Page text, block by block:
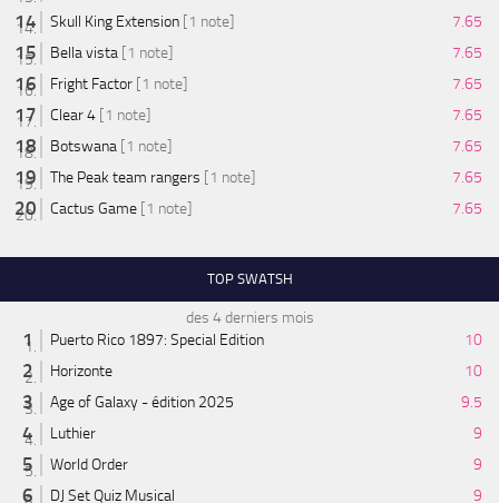
Skull King Extension [1 note]
7.65
Bella vista [1 note]
7.65
Fright Factor [1 note]
7.65
Clear 4 [1 note]
7.65
Botswana [1 note]
7.65
The Peak team rangers [1 note]
7.65
Cactus Game [1 note] 7.65
TOP SWATSH
des 4 derniers mois
Puerto Rico 1897: Special Edition
10
Horizonte
10
Age of Galaxy - édition 2025
9.5
Luthier
9
World Order
9
DJ Set Quiz Musical
9